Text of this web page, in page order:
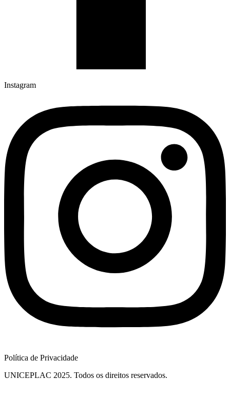
Instagram
Política de Privacidade
UNICEPLAC 2025. Todos os direitos reservados.